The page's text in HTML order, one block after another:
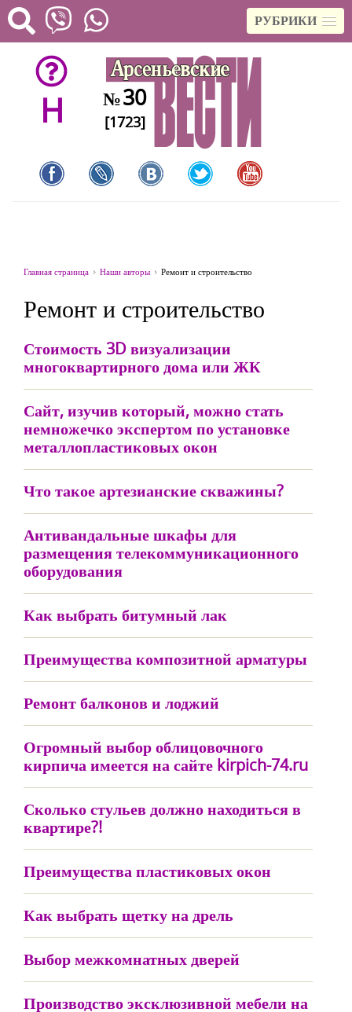
РУБРИКИ
H №30
[1723]
Главная страница Наши авторы Ремонт и строительство
Ремонт и строительство
Стоимость 3D визуализации
многоквартирного дома или ЖК
Сайт, изучив который, можно стать
немножечко экспертом по установке
металлопластиковых окон
Что такое артезианские скважины?
Антивандальные шкафы для
размещения телекоммуникационного
оборудования
Как выбрать битумный лак
Преимущества композитной арматуры
Ремонт балконов и лоджий
Огромный выбор облицовочного
кирпича имеется на сайте kirpich-74.ru
Сколько стульев должно находиться в
квартире?!
Преимущества пластиковых окон
Как выбрать щетку на дрель
Выбор межкомнатных дверей
Производство эксклюзивной мебели на